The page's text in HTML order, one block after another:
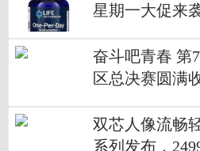
星期一大促来
奋斗吧青春 第
区总决赛圆满
双芯人像流畅
系列发布，